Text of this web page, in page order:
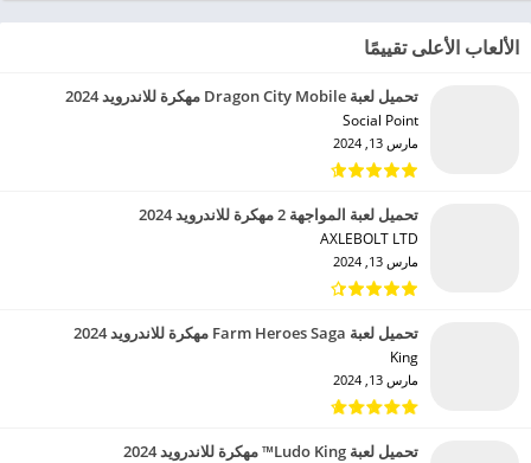
الألعاب الأعلى تقييمًا
تحميل لعبة Dragon City Mobile مهكرة للاندرويد 2024
Social Point‏
مارس 13, 2024
تحميل لعبة المواجهة 2 مهكرة للاندرويد 2024
AXLEBOLT LTD‏
مارس 13, 2024
تحميل لعبة Farm Heroes Saga مهكرة للاندرويد 2024
King‏
مارس 13, 2024
تحميل لعبة Ludo King™ مهكرة للاندرويد 2024